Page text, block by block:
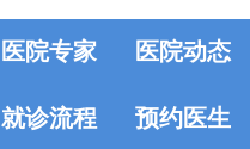
医院专家 医院动态
就诊流程 预约医生